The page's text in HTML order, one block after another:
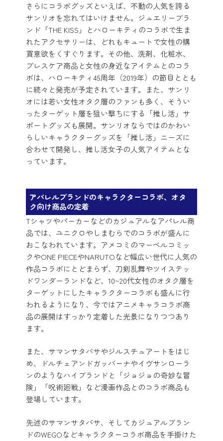
さらにコラボグッズといえば、不動の人気を誇る
サンリオを忘れてはいけません。ジュエリーブラ
ンド「THE KISS」とハローキティのコラボで生ま
れたアクセサリーは、どれもキュートで女性の購
買意欲をくすぐります。その他、洗剤、化粧水、
ブレスケア商品と女性の身近なアイテムとのコラ
ボは、ハローキティ45周年（2019年）の節目ととも
に続々と発売が予定されています。また、サンリ
オには若い女性オタク層のファンも多く、そうい
ったターゲット層を狙い撃ちにする「推し活」サ
ポートグッズも展開。サンリオならではのかわい
らしいキャラクターグッズを「推し活」ニーズに
合わせて開発し、推し活女子の人気アイテムとな
っています。
アパレルブランドのキャラクターコラボ、オタ
ク向け商品の定着
Tシャツやパーカーなどのカジュアルなアパレル商
品では、ユニクロやしまむらでのコラボが盛んに
おこなわれています。アメコミのマーベルコミッ
クやONE PIECEやNARUTOなど幅広い世代に人気の
作品コラボにとどまらず、刀剣乱舞やツイステッ
ドワンダーランドなど、10~20代女性のオタク層を
ターゲットにしたキャラクターコラボも盛んに行
われるようになり、今ではアニメキャラコラボ商
品の展開はすっかり定着した光景になりつつあり
ます。
また、サマンサタバサやジルスチュアートをはじ
め、ドルチェアンドガッバーナやイヴサンローラ
ンのようなハイブランドと「ジョジョの奇妙な冒
険」「呪術廻戦」など漫画作品とのコラボ商品も
登場しています。
先述のサマンサタバサ、そしてカジュアルブラン
ドのWEGOなどキャラクターコラボ商品を手掛けた